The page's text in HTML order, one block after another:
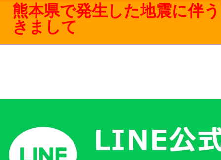
熊本県で発生した地震に伴
きまして